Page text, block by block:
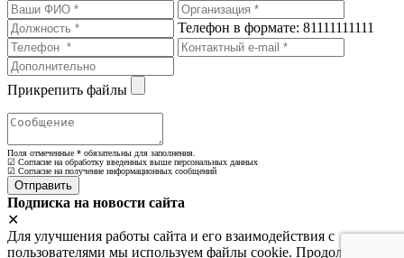
Телефон в формате: 81111111111
Прикрепить файлы
Поля отмеченные * обязательны для заполнения.
☑ Согласие на обработку введенных выше персональных данных
☑ Согласие на получение информационных сообщений
Подписка на новости сайта
✕
Для улучшения работы сайта и его взаимодействия с
пользователями мы используем файлы cookie. Продолжая